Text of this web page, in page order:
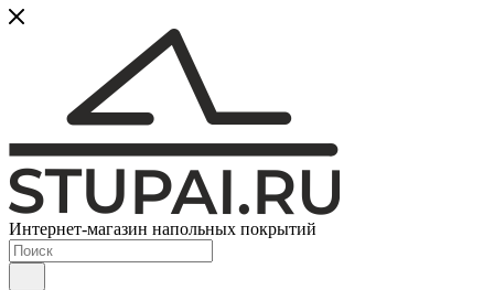
Интернет-магазин напольных покрытий